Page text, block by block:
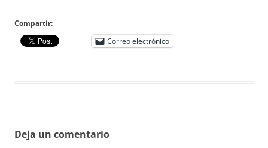
Compartir:
Correo electrónico
Deja un comentario